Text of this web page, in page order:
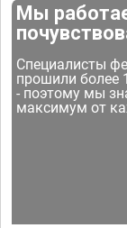
Мы
Специалисты
прошили более
- поэтому мы
максимум от